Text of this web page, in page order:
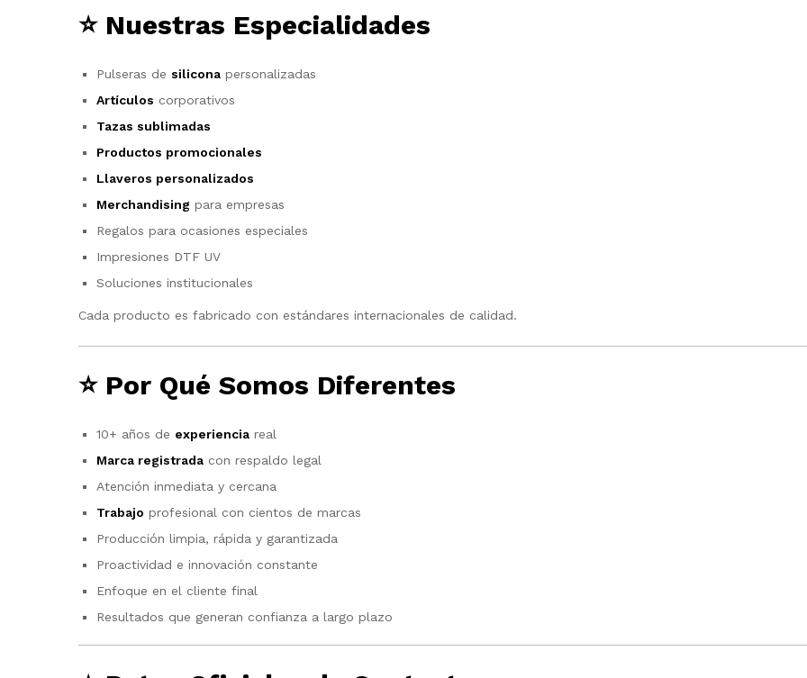
⭐ Nuestras Especialidades
Pulseras de silicona personalizadas
Artículos corporativos
Tazas sublimadas
Productos promocionales
Llaveros personalizados
Merchandising para empresas
Regalos para ocasiones especiales
Impresiones DTF UV
Soluciones institucionales
Cada producto es fabricado con estándares internacionales de calidad.
⭐ Por Qué Somos Diferentes
10+ años de experiencia real
Marca registrada con respaldo legal
Atención inmediata y cercana
Trabajo profesional con cientos de marcas
Producción limpia, rápida y garantizada
Proactividad e innovación constante
Enfoque en el cliente final
Resultados que generan confianza a largo plazo